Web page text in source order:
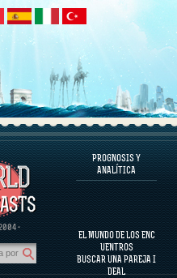
·
PROGNOSIS Y
ANALÍTICA
EL MUNDO DE LOS ENC
UENTROS
BUSCAR UNA PAREJA I
DEAL
PERSONAJES FAMOSOS
DE LA PAREJA
ANALÍTICA